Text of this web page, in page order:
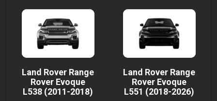
Land Rover Range
Rover Evoque
L538 (2011-2018)
Land Rover Range
Rover Evoque
L551 (2018-2026)